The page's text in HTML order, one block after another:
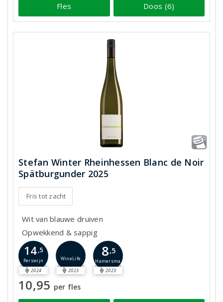
Fles Doos (6)
Stefan Winter Rheinhessen Blanc de Noir
Spätburgunder 2025
Fris tot zacht
Wit van blauwe druiven
Opwekkend & sappig
14,5
Perswijn
2024
WineLife
2023
8,5
Hamersma
2023
10,95 per fles